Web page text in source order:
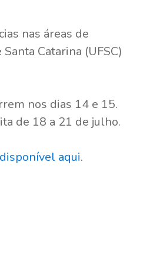
nas áreas de
Catarina (UFSC)
nos dias 14 e 15.
de 18 a 21 de julho.
disponível aqui.